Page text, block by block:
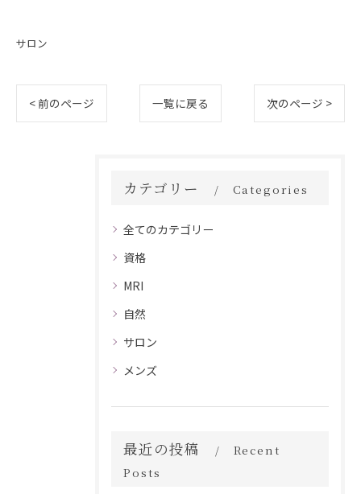
サロン
< 前のページ 一覧に戻る 次のページ >
カテゴリー Categories
全てのカテゴリー
資格
MRI
自然
サロン
メンズ
最近の投稿
Recent
Posts